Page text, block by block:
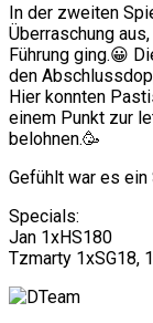
In der zweiten
Überraschung
Führung ging.😀
den
Hier konnten
einem Punkt zur
belohnen.🥳
Gefühlt war es
Specials:
Jan 1xHS180
Tzmarty 1xSG18,